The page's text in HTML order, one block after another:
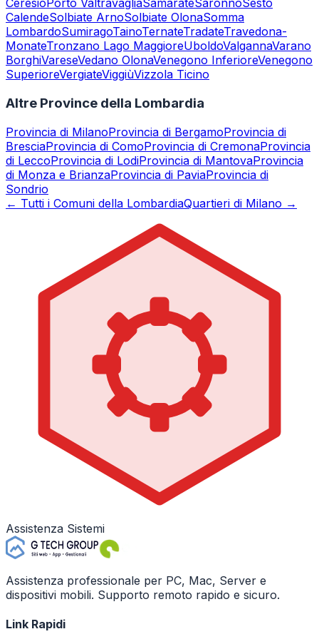
CeresioPorto ValtravagliaSamarateSaronnoSesto
CalendeSolbiate ArnoSolbiate OlonaSomma
LombardoSumiragoTainoTernateTradateTravedona-
MonateTronzano Lago MaggioreUboldoValgannaVarano
BorghiVareseVedano OlonaVenegono InferioreVenegono
SuperioreVergiateViggiùVizzola Ticino
Altre Province della Lombardia
Provincia di MilanoProvincia di BergamoProvincia di
BresciaProvincia di ComoProvincia di CremonaProvincia
di LeccoProvincia di LodiProvincia di MantovaProvincia
di Monza e BrianzaProvincia di PaviaProvincia di
Sondrio
← Tutti i Comuni della LombardiaQuartieri di Milano →
Assistenza Sistemi
Assistenza professionale per PC, Mac, Server e
dispositivi mobili. Supporto remoto rapido e sicuro.
Link Rapidi